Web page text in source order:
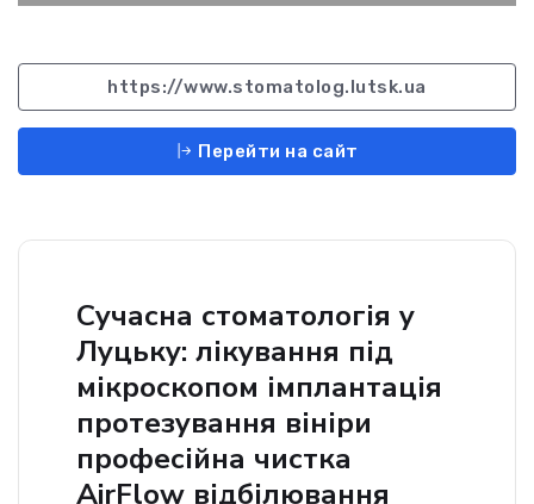
https://www.stomatolog.lutsk.ua
Перейти на сайт
Сучасна стоматологія у
Луцьку: лікування під
мікроскопом імплантація
протезування вініри
професійна чистка
AirFlow відбілювання